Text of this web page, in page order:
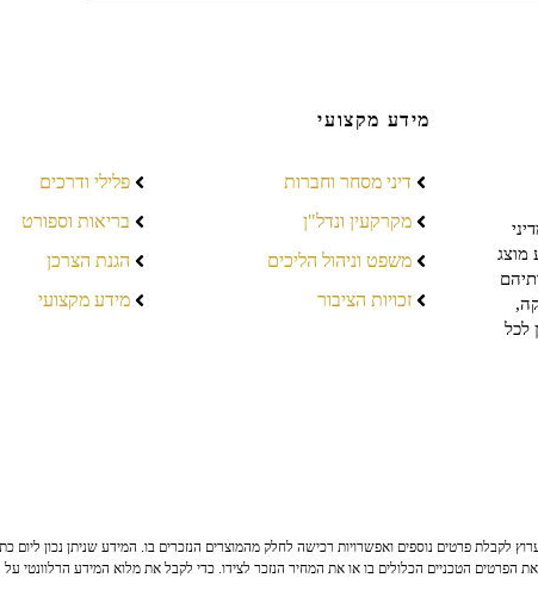
מוצג
לכל
מידע מקצועי
דיני מסחר וחברות
מקרקעין ונדל"ן
משפט וניהול הליכים
זכויות הציבור
פלילי ודרכים
בריאות וספורט
הגנת הצרכן
מידע מקצועי
פרטים נוספים ואפשרויות רכישה לחלק מהמוצרים הנזכרים בו. המידע שניתן נכון ליום
הטכניים הכלולים בו או את המחיר הנזכר לצידו. כדי לקבל את מלוא המידע הרלוונטי על